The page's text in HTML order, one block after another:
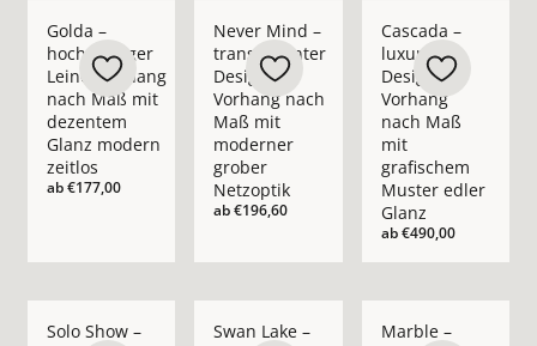
Golda –
hochwertiger
Leinenvorhang
nach Maß mit
dezentem
Glanz modern
zeitlos
ab€177,00
Never Mind –
transparenter
Design-
Vorhang nach
Maß mit
moderner
grober
Netzoptik
ab€196,60
Cascada –
luxuriöser
Design-
Vorhang
nach Maß
mit
grafischem
Muster edler
Glanz
ab€490,00
Solo Show –
Swan Lake –
Marble –